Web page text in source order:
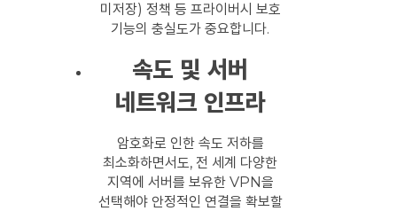
미저장) 정책 등 프라이버시 보호
기능의 충실도가 중요합니다.
속도 및 서버
네트워크 인프라
암호화로 인한 속도 저하를
최소화하면서도, 전 세계 다양한
지역에 서버를 보유한 VPN을
선택해야 안정적인 연결을 확보할